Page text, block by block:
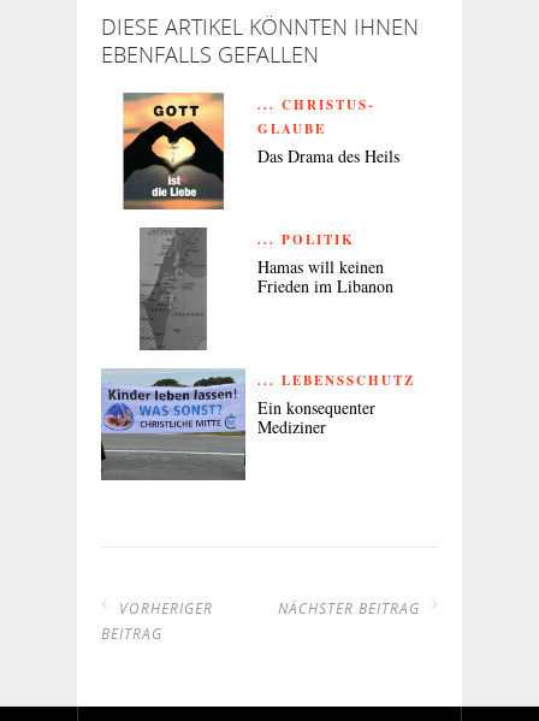
DIESE ARTIKEL KÖNNTEN IHNEN
EBENFALLS GEFALLEN
... CHRISTUS-
GLAUBE
Das Drama des Heils
... POLITIK
Hamas will keinen
Frieden im Libanon
... LEBENSSCHUTZ
Ein konsequenter
Mediziner
VORHERIGER
BEITRAG
NÄCHSTER BEITRAG